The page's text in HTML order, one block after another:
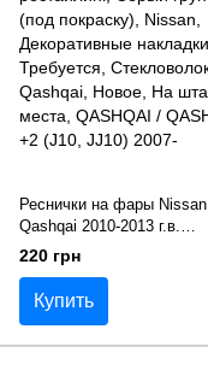
Реснички на фары Nissan
Qashqai 2010-2013 г.в.
рестайлинг
220 грн
Купить